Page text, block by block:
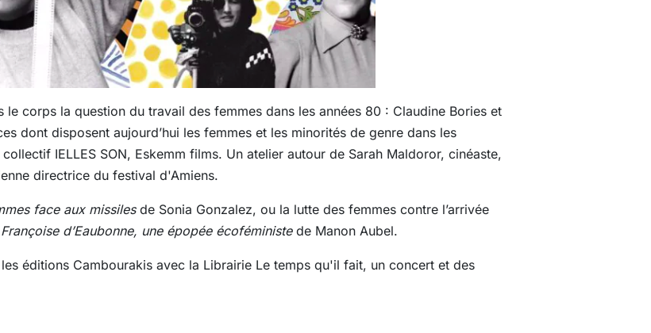
corps la question du travail des femmes dans les années 80 : Claudine Bories et
dont disposent aujourd’hui les femmes et les minorités de genre dans les
IELLES SON, Eskemm films. Un atelier autour de Sarah Maldoror, cinéaste,
directrice du festival d'Amiens.
face aux missilesde Sonia Gonzalez, ou la lutte des femmes contre l’arrivée
Françoise d’Eaubonne, une épopée écoféministede Manon Aubel.
éditions Cambourakis avec la Librairie Le temps qu'il fait, un concert et des